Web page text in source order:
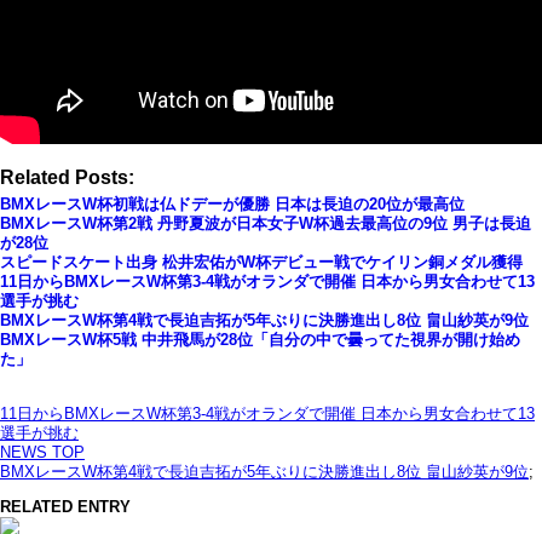
Related Posts:
BMXレースW杯初戦は仏ドデーが優勝 日本は長迫の20位が最高位
BMXレースW杯第2戦 丹野夏波が日本女子W杯過去最高位の9位 男子は長迫
が28位
スピードスケート出身 松井宏佑がW杯デビュー戦でケイリン銅メダル獲得
11日からBMXレースW杯第3-4戦がオランダで開催 日本から男女合わせて13
選手が挑む
BMXレースW杯第4戦で長迫吉拓が5年ぶりに決勝進出し8位 畠山紗英が9位
BMXレースW杯5戦 中井飛馬が28位「自分の中で曇ってた視界が開け始め
た」
11日からBMXレースW杯第3-4戦がオランダで開催 日本から男女合わせて13
選手が挑む
NEWS TOP
BMXレースW杯第4戦で長迫吉拓が5年ぶりに決勝進出し8位 畠山紗英が9位;
RELATED ENTRY